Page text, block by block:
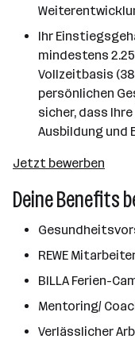
Ihr
mindestens
Vollzeitbasis
persönlichen
sicher, dass
Ausbildung und
Jetzt bewerben
Deine Benefits
REWE
BILLA Ferien-
Mentoring/
Verlässlicher